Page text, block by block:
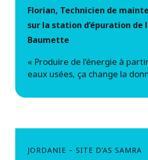
Florian, Technicien de
sur la station d’épuration de
Baumette
« Produire de l’énergie à
eaux usées, ça change la
JORDANIE – SITE D’AS SAMRA